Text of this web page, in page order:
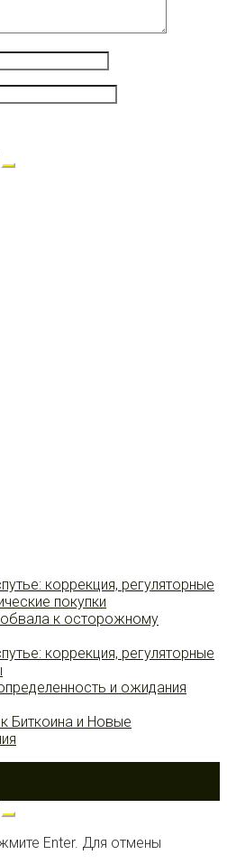
коррекция, регуляторные
покупки
к осторожному
коррекция, регуляторные
и ожидания
Биткоина и Новые
Enter. Для отмены